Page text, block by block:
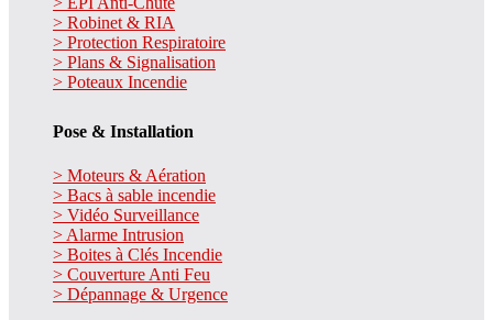
> Robinet & RIA
> Protection Respiratoire
> Plans & Signalisation
> Poteaux Incendie
Pose & Installation
> Moteurs & Aération
> Bacs à sable incendie
> Vidéo Surveillance
> Alarme Intrusion
> Boites à Clés Incendie
> Couverture Anti Feu
> Dépannage & Urgence